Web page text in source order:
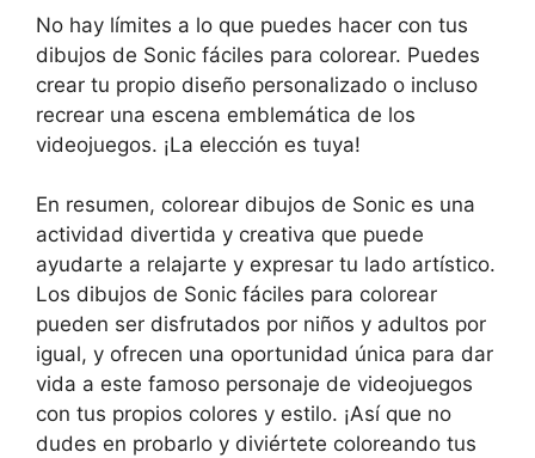
No hay límites a lo que puedes hacer con tus
dibujos de Sonic fáciles para colorear. Puedes
crear tu propio diseño personalizado o incluso
recrear una escena emblemática de los
videojuegos. ¡La elección es tuya!
En resumen, colorear dibujos de Sonic es una
actividad divertida y creativa que puede
ayudarte a relajarte y expresar tu lado artístico.
Los dibujos de Sonic fáciles para colorear
pueden ser disfrutados por niños y adultos por
igual, y ofrecen una oportunidad única para dar
vida a este famoso personaje de videojuegos
con tus propios colores y estilo. ¡Así que no
dudes en probarlo y diviértete coloreando tus